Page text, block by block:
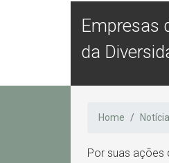
Empresas
da
Home
Por suas